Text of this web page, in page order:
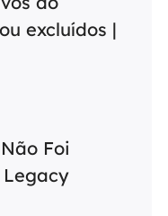
excluídos |
Foi